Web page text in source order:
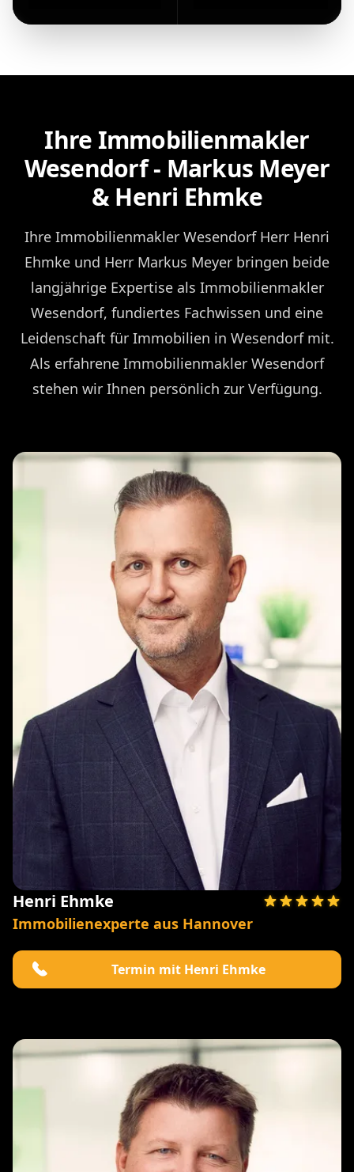
Ihre Immobilienmakler
Wesendorf - Markus Meyer
& Henri Ehmke
Ihre Immobilienmakler Wesendorf Herr Henri
Ehmke und Herr Markus Meyer bringen beide
langjährige Expertise als Immobilienmakler
Wesendorf, fundiertes Fachwissen und eine
Leidenschaft für Immobilien in Wesendorf mit.
Als erfahrene Immobilienmakler Wesendorf
stehen wir Ihnen persönlich zur Verfügung.
Henri Ehmke
Immobilienexperte aus Hannover
Termin mit Henri Ehmke